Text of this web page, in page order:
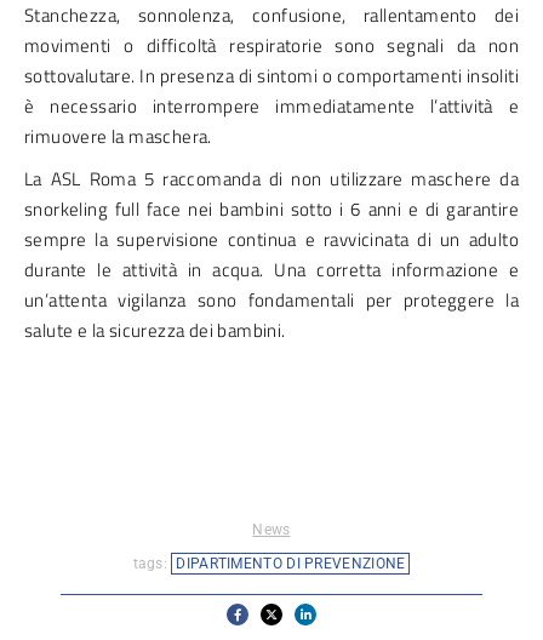
Stanchezza, sonnolenza, confusione, rallentamento dei
movimenti o difficoltà respiratorie sono segnali da non
sottovalutare. In presenza di sintomi o comportamenti insoliti
è necessario interrompere immediatamente l’attività e
rimuovere la maschera.
La ASL Roma 5 raccomanda di non utilizzare maschere da
snorkeling full face nei bambini sotto i 6 anni e di garantire
sempre la supervisione continua e ravvicinata di un adulto
durante le attività in acqua. Una corretta informazione e
un’attenta vigilanza sono fondamentali per proteggere la
salute e la sicurezza dei bambini.
News
tags:
DIPARTIMENTO DI PREVENZIONE